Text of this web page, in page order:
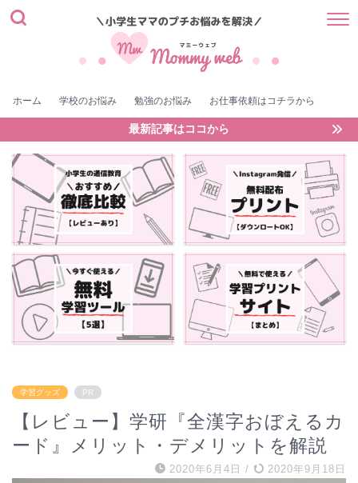
ホーム 学校のお悩み 勉強のお悩み お仕事依頼はコチラから
最新記事はココから
学習グッズ PR
【レビュー】学研『全漢字おぼえるカ
ード』メリット・デメリットを解説
2020年6月4日 / 2020年9月18日